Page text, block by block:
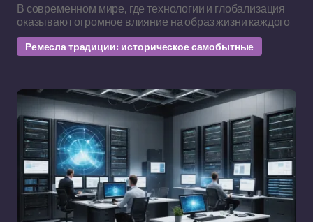
В современном мире, где технологии и глобализация
оказывают огромное влияние на образ жизни каждого
Ремесла традиции: историческое самобытные